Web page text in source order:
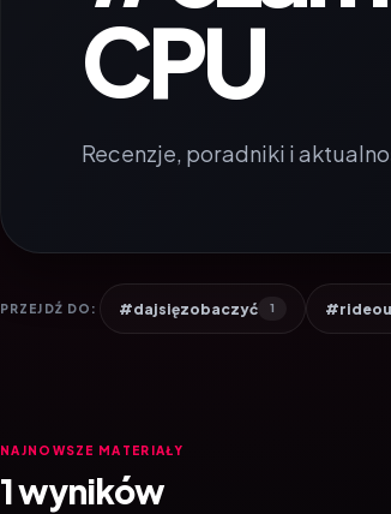
CPU
Recenzje, poradniki i
PRZEJDŹ DO: #dajsięzobaczyć 1
NAJNOWSZE MATERIAŁY
1 wyników